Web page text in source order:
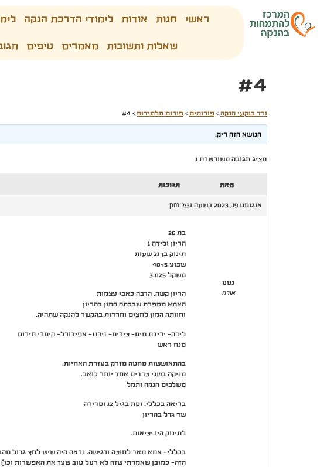
ראשי חנות אודות לימודי הדרכת הנקה
שאלות ותשובות מאמרים טיפים
#4
ורד בוקעי הנקה › פורומים › פורום תלמידות ›
#4
הנושא הזה ריק.
מציג תגובה משורשרת 1
מאת תגובות
אוגוסט 19, 2023 בשעה 7:31 pm
נטע
אורח
בת 26
הריון ולידה 1
תינוק בן 21 שעות
שבוע 40+5
משקל 3.025
הריון קשה. הרבה כאבי עצמות
האמא מספרת שבכתה המון בהריון
וחוותה המון לחצים וחרדות בהקשר להנקה שתהיה.
לידה- ירידת מים- צירים- זירוז- אפידורל- קיסרי חירום
מנח ראש
בהתאוששות סחטה מזרק בעזרת האחיות.
מניקה בשני צדדים אחד יותר כואב.
משלבים הנקה ותמל
בריאה בכללי. וסת בגיל 12 וסדירה
שד גדל בהריון
לתינוק היו יציאות.
בכללי- אמא מאד לחוצה ורגישה. נראה היה שיש לחץ גדול
הזה- כמובן שאמרתי שזה לא רעל טוב שעז את האפשרות וכו)